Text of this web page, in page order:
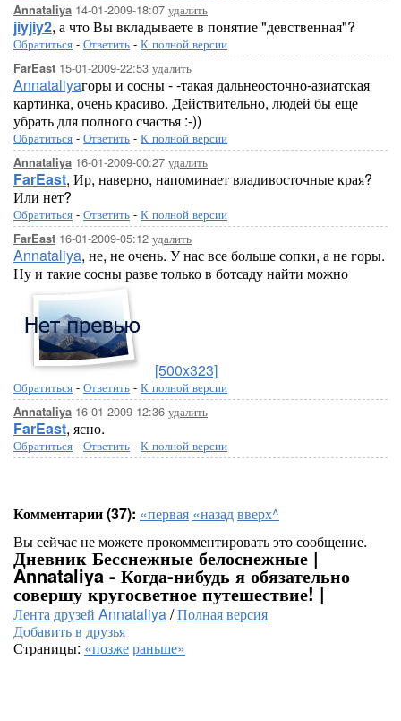
Annataliya 14-01-2009-18:07 удалить
jiyjiy2, а что Вы вкладываете в понятие "девственная"?
Обратиться - Ответить - К полной версии
FarEast 15-01-2009-22:53 удалить
Annataliyaгоры и сосны - -такая дальнеосточно-азиатская
картинка, очень красиво. Действительно, людей бы еще
убрать для полного счастья :-))
Обратиться - Ответить - К полной версии
Annataliya 16-01-2009-00:27 удалить
FarEast, Ир, наверно, напоминает владивосточные края?
Или нет?
Обратиться - Ответить - К полной версии
FarEast 16-01-2009-05:12 удалить
Annataliya, не, не очень. У нас все больше сопки, а не горы.
Ну и такие сосны разве только в ботсаду найти можно
[500x323]
Обратиться - Ответить - К полной версии
Annataliya 16-01-2009-12:36 удалить
FarEast, ясно.
Обратиться - Ответить - К полной версии
Комментарии (37): «первая «назадвверх^
Вы сейчас не можете прокомментировать это сообщение.
Дневник Бесснежные белоснежные |
Annataliya - Когда-нибудь я обязательно
совершу кругосветное путешествие! |
Лента друзей Annataliya/Полная версия
Добавить в друзья
Страницы: «позжераньше»